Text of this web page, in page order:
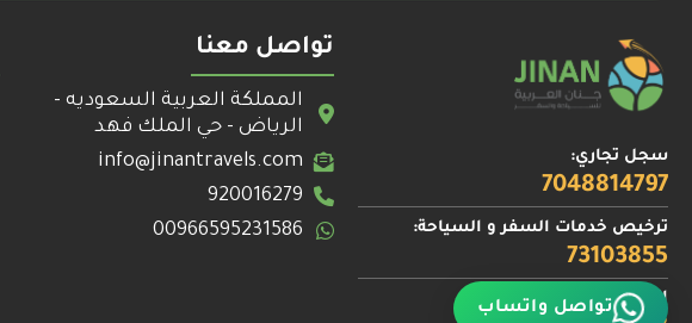
سجل تجاري:
7048814797
ترخيص خدمات السفر و السياحة:
73103855
الرقم الضريبي:
تواصل معنا
المملكة العربية السعوديه -
الرياض - حي الملك فهد
info@jinantravels.com
920016279
00966595231586
تواصل واتساب